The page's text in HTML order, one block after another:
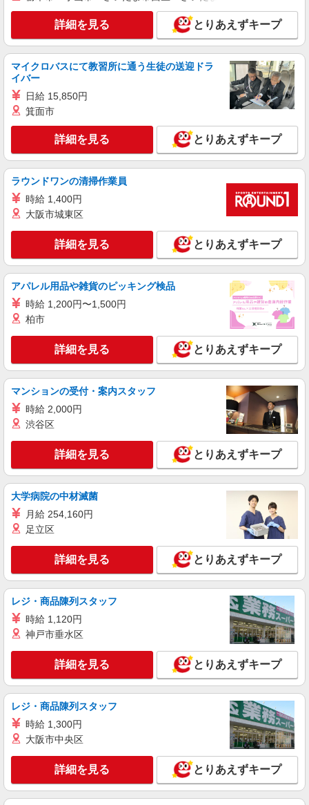
浦和区
詳細を見る
紹介予定派遣
株式会社トラストグロース 新宿本社 第3営業部
1700円
埼玉県さいたま市浦和区
キープ
派遣社員
株式会社kotrio /●SI-H-2101870
高齢者マンション★日払いOKで急な出費に対
応可能＠北浦和駅
時給1600円〜2250円 ＜日払い有/週払い有/交
詳細を見る
株式会社トラストグロース 新宿本社 第3営業部
グループホームでの介護士
時給：初任者研修1400円〜1450円 実
務者研修1500円〜1550円 介護福祉士
1550円〜1600円 ※資格や経験などによる
詳細を見る
派遣社員
株式会社トラストグロース 新宿本社 第3営業部
時給：初任者研修1500円/実務者研修1550円/介
護福祉士1600円 ※資格や経験などによる
埼玉県さいたま市浦和区
キープ 詳細を見る
職業紹介
株式会社kotrio /●SW-S-2087172
浦和駅／無理なく働く♪自立度高めな有料老人
ホームパート職員
時給1550円〜2312円 ＜交通費全支給(ガソリ
ン代含む)＞
キープ 詳細を見る
詳細を見る とりあえずキープ
マイクロバスにて教習所に通う生徒の送迎ドラ
イバー
日給 15,850円
箕面市
詳細を見る とりあえずキープ
ラウンドワンの清掃作業員
時給 1,400円
大阪市城東区
詳細を見る とりあえずキープ
アパレル用品や雑貨のピッキング検品
時給 1,200円〜1,500円
柏市
詳細を見る とりあえずキープ
マンションの受付・案内スタッフ
時給 2,000円
渋谷区
詳細を見る とりあえずキープ
大学病院の中材滅菌
月給 254,160円
足立区
詳細を見る とりあえずキープ
レジ・商品陳列スタッフ
時給 1,120円
神戸市垂水区
詳細を見る とりあえずキープ
レジ・商品陳列スタッフ
時給 1,300円
大阪市中央区
詳細を見る とりあえずキープ